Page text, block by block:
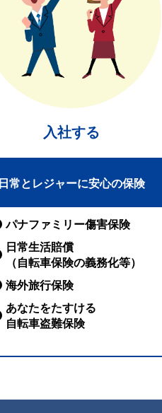
入社する
日常とレジャーに安心の保険
パナファミリー傷害保険
日常生活賠償
（自転車保険の義務化等）
海外旅行保険
あなたをたすける
自転車盗難保険